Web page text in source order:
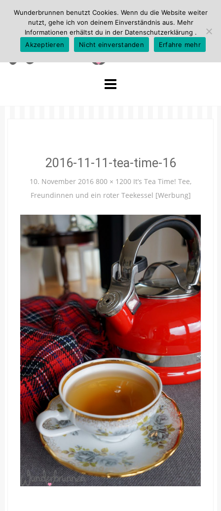
2016-11-11-tea-time-16
10. November 2016 800 × 1200 It’s Tea Time! Tee,
Freundinnen und ein roter Teekessel [Werbung]
Wunderbrunnen benutzt Cookies. Wenn du die Website weiter
nutzt, gehe ich von deinem Einverständnis aus. Mehr
Informationen erhältst du in der Datenschutzerklärung .
Akzeptieren
Nicht einverstanden Erfahre mehr